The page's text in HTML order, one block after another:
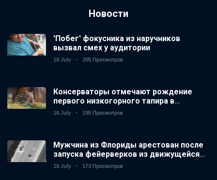
Новости
'Побег' фокусника из наручников
вызвал смех у аудитории
16 July 205 Просмотров
Консерваторы отмечают рождение
первого низкогорного тапира в
зоопарке Великобритании за 14 лет
16 July 195 Просмотров
Мужчина из Флориды арестован после
запуска фейерверков из движущейся
машины
16 July 173 Просмотров